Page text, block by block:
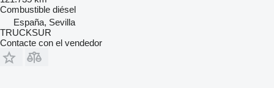
Combustible diésel
España, Sevilla
TRUCKSUR
Contacte con el vendedor